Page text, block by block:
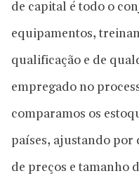
de capital é todo o
equipamentos,
qualificação e de
empregado no
comparamos os
países, ajustando por
de preços e tamanho